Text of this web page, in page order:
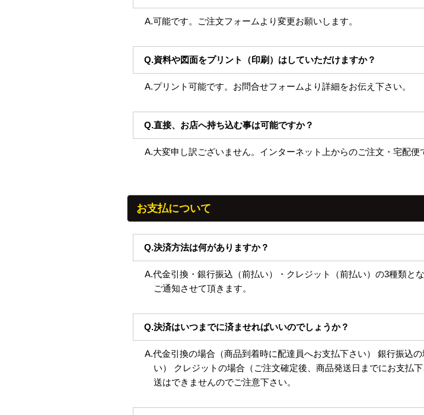
A.可能です。ご注文フォームより変更お願いします。
Q.資料や図面をプリント（印刷）はしていただけますか？
A.プリント可能です。お問合せフォームより詳細をお伝え下さい。
Q.直接、お店へ持ち込む事は可能ですか？
A.大変申し訳ございません。インターネット上からのご注文・宅配便
お支払について
Q.決済方法は何がありますか？
A.代金引換・銀行振込（前払い）・クレジット（前払い）の3種類
ご通知させて頂きます。
Q.決済はいつまでに済ませればいいのでしょうか？
A.代金引換の場合（商品到着時に配達員へお支払下さい） 銀行振込
い） クレジットの場合（ご注文確定後、商品発送日までにお支払
送はできませんのでご注意下さい。